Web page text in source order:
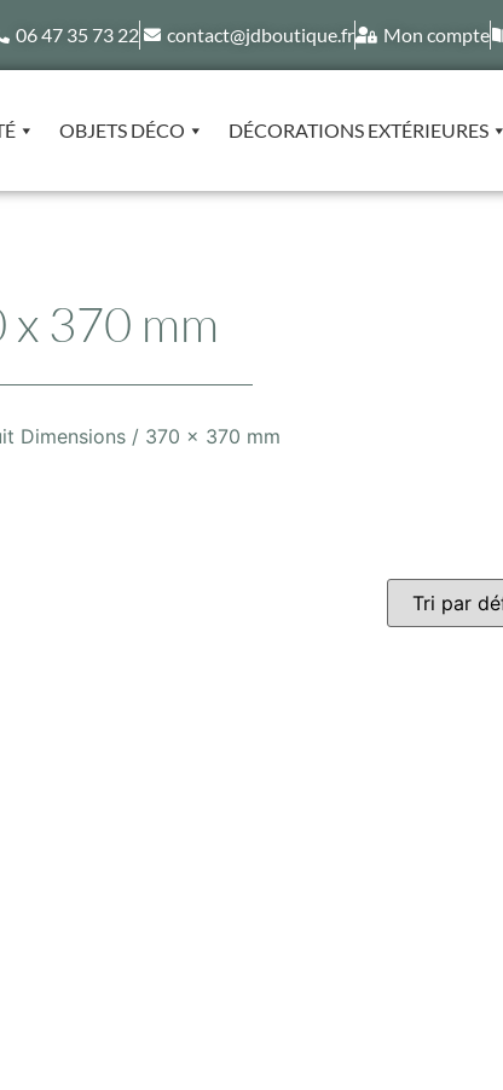
06 47 35 73 22 contact@jdboutique.fr Mon compte
OBJETS DÉCO DÉCORATIONS EXTÉRIEURES
x 370 mm
Dimensions / 370 x 370 mm